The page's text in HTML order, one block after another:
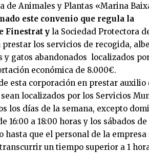
de Animales y Plantas «Marina
este convenio que regula la
Finestrat y la Sociedad Protectora
los servicios de recogida,
gatos abandonados localizados
económica de 8.000€.
esta corporación en prestar auxilio
localizados por los Servicios
los días de la semana, excepto
16:00 a 18:00 horas y los sábados de
hasta que el personal de la empresa
un tiempo superior a 1